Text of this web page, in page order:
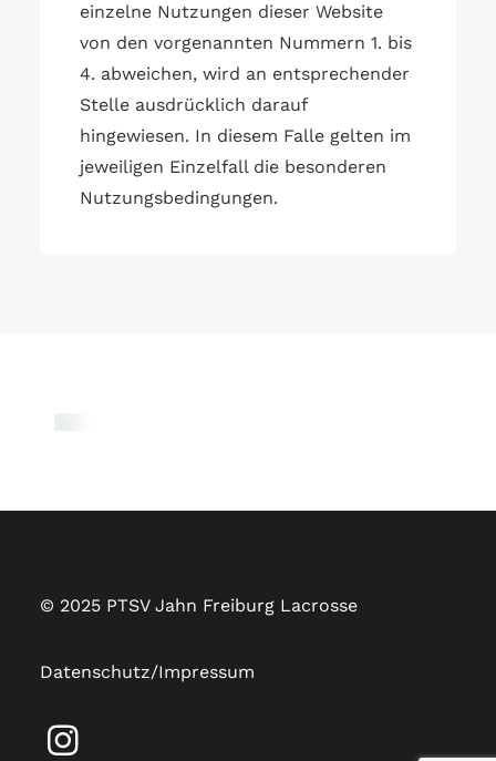
einzelne Nutzungen dieser Website
von den vorgenannten Nummern 1. bis
4. abweichen, wird an entsprechender
Stelle ausdrücklich darauf
hingewiesen. In diesem Falle gelten im
jeweiligen Einzelfall die besonderen
Nutzungsbedingungen.
© 2025 PTSV Jahn Freiburg Lacrosse
Datenschutz/Impressum